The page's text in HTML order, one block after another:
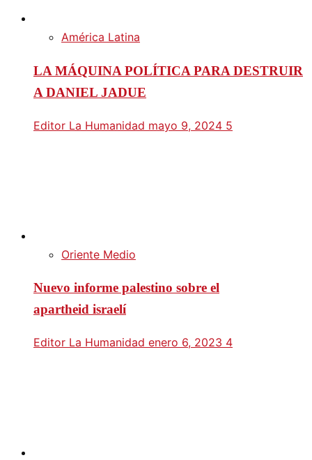
América Latina
LA MÁQUINA POLÍTICA PARA DESTRUIR
A DANIEL JADUE
Editor La Humanidad mayo 9, 2024 5
Oriente Medio
Nuevo informe palestino sobre el
apartheid israelí
Editor La Humanidad enero 6, 2023 4